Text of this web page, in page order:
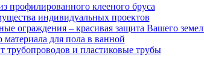
профилированного клееного бруса
индивидуальных проектов
ограждения – красивая защита Вашего
для пола в ванной
трубопроводов и пластиковые трубы